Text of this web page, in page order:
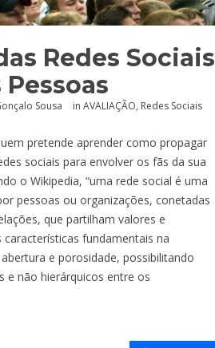
Redes Sociais
Sousa in AVALIAÇÃO, Redes Sociais
pretende aprender como propagar
sociais para envolver os fãs da sua
o Wikipedia, “uma rede social é uma
pessoas ou organizações, conetadas
que partilham valores e
fundamentais na
e porosidade, possibilitando
e não hierárquicos entre os